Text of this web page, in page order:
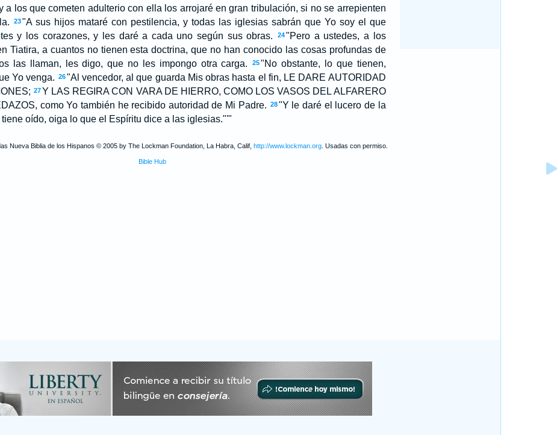
a los que cometen adulterio con ella los arrojaré en gran tribulación, si no se arrepienten
23"A sus hijos mataré con pestilencia, y todas las iglesias sabrán que Yo soy el que
y los corazones, y les daré a cada uno según sus obras.
24"Pero a ustedes, a los
Tiatira, a cuantos no tienen esta doctrina, que no han conocido las cosas profundas de
las llaman, les digo, que no les impongo otra carga.
25"No obstante, lo que tienen,
Yo venga. 26"Al vencedor, al que guarda Mis obras hasta el fin, LE DARE AUTORIDAD
27Y LAS REGIRA CON VARA DE HIERRO, COMO LOS VASOS DEL ALFARERO
como Yo también he recibido autoridad de Mi Padre. 28 "Y le daré el lucero de la
oído, oiga lo que el Espíritu dice a las iglesias."'"
Nueva Biblia de los Hispanos © 2005 by The Lockman Foundation, La Habra, Calif, http://www.lockman.org. Usadas con permiso.
Bible Hub